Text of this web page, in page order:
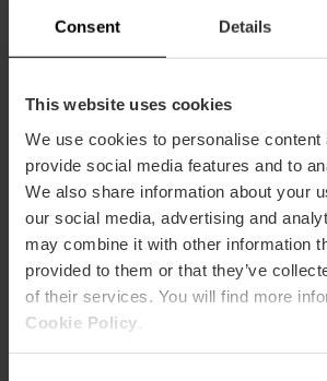
Consent Details
This website uses cookies
We use cookies to personalise content
provide social media features and to
We also share information about your
our social media, advertising and
may combine it with other information
provided to them or that they’ve
of their services. You will find more
Cookie Policy
Utiliza el transporte público
La mejor forma de llegar a los mejores
observación es en transporte público. La
sus líneas tanto los días previos como